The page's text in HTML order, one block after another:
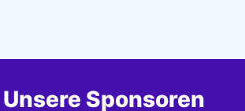
Unsere Sponsoren